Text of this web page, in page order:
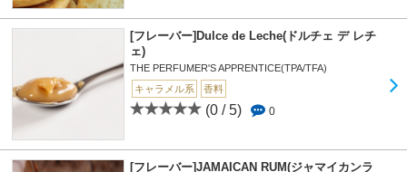
[フレーバー]Dulce de Leche(ドルチェ デ レチ
ェ)
THE PERFUMER'S APPRENTICE(TPA/TFA)
キャラメル系
香料
(0 / 5) 0
[フレーバー]JAMAICAN RUM(ジャマイカンラ